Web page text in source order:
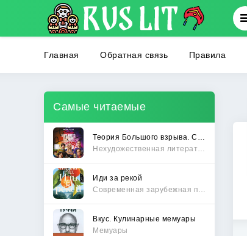
Главная Обратная связь Правила
Самые читаемые
Иди за рекой
Вкус. Кулинарные мемуары
Мемуары